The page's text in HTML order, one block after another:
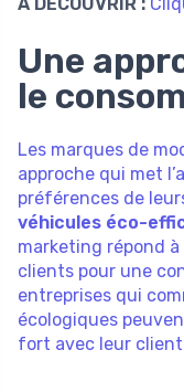
Une
le
Les marques de
approche qui met
préférences de
véhicules éco-
marketing répond
clients pour une
entreprises qui
écologiques
fort avec leur